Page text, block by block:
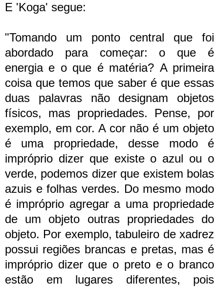
E 'Koga' segue:
"Tomando um ponto central que foi
abordado para começar: o que é
energia e o que é matéria? A primeira
coisa que temos que saber é que essas
duas palavras não designam objetos
físicos, mas propriedades. Pense, por
exemplo, em cor. A cor não é um objeto
é uma propriedade, desse modo é
impróprio dizer que existe o azul ou o
verde, podemos dizer que existem bolas
azuis e folhas verdes. Do mesmo modo
é impróprio agregar a uma propriedade
de um objeto outras propriedades do
objeto. Por exemplo, tabuleiro de xadrez
possui regiões brancas e pretas, mas é
impróprio dizer que o preto e o branco
estão em lugares diferentes, pois